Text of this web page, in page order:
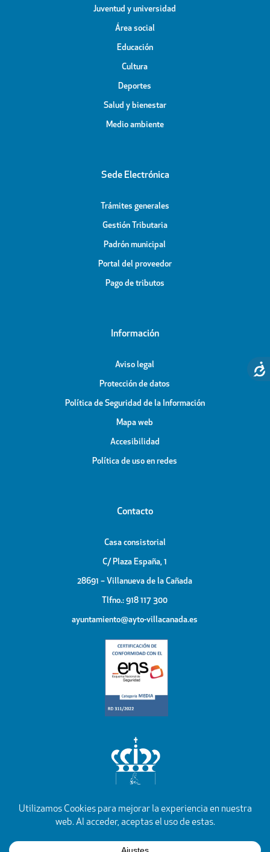
Juventud y universidad
Área social
Educación
Cultura
Deportes
Salud y bienestar
Medio ambiente
Sede Electrónica
Trámites generales
Gestión Tributaria
Padrón municipal
Portal del proveedor
Pago de tributos
Información
Aviso legal
Protección de datos
Política de Seguridad de la Información
Mapa web
Accesibilidad
Política de uso en redes
Contacto
Casa consistorial
C/ Plaza España, 1
28691 – Villanueva de la Cañada
Tlfno.: 918 117 300
ayuntamiento@ayto-villacanada.es